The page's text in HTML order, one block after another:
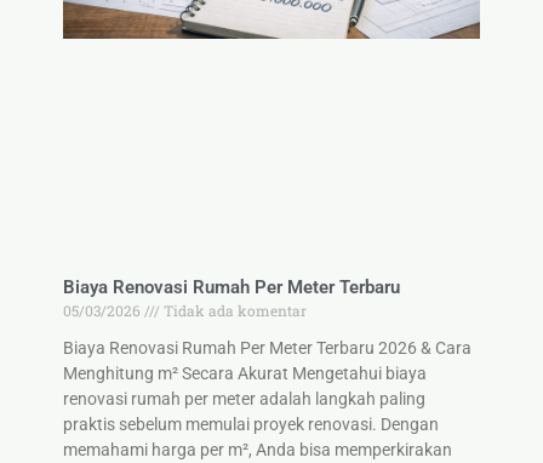
Biaya Renovasi Rumah Per Meter Terbaru
05/03/2026
Tidak ada komentar
Biaya Renovasi Rumah Per Meter Terbaru 2026 & Cara
Menghitung m² Secara Akurat Mengetahui biaya
renovasi rumah per meter adalah langkah paling
praktis sebelum memulai proyek renovasi. Dengan
memahami harga per m², Anda bisa memperkirakan